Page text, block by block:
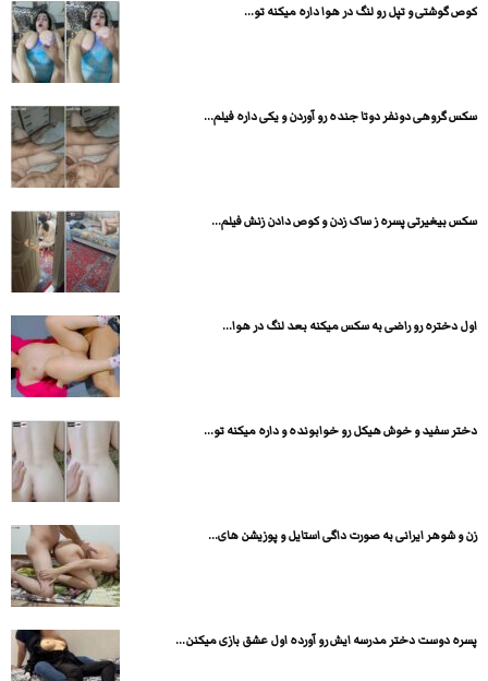
کوص گوشتی و تپل رو لنگ در هوا داره میکنه تو...
سکس گروهی دونفر دوتا جنده رو آوردن و یکی داره فیلم...
سکس بیغیرتی پسره ز ساک زدن و کوص دادن زنش فیلم...
اول دختره رو راضی به سکس میکنه بعد لنگ در هوا...
دختر سفید و خوش هیکل رو خوابونده و داره میکنه تو...
زن و شوهر ایرانی به صورت داگی استایل و پوزیشن های...
پسره دوست دختر مدرسه ایش رو آورده اول عشق بازی میکنن...